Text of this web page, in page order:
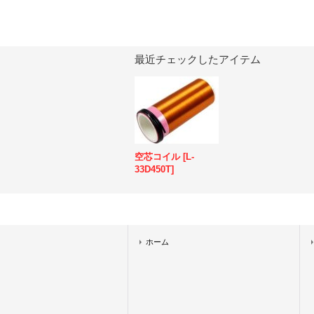
最近チェックしたアイテム
空芯コイル [L-
33D450T]
ホーム